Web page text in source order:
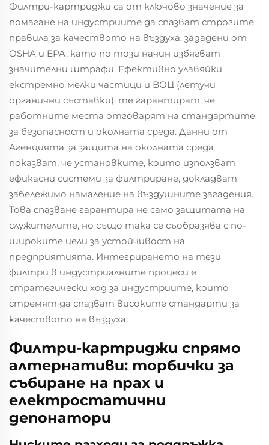
Филтри-картриджи са от ключово значение за
помагане на индустриите да спазват строгите
правила за качеството на въздуха, зададени от
OSHA и EPA, като по този начин избягват
значителни штрафи. Ефективно улавяйки
екстремно мелки частици и ВОЦ (летучи
органични съставки), те гарантират, че
работните места отговарят на стандартите
за безопасност и околната среда. Данни от
Агенцията за защита на околната среда
показват, че установките, които използват
ефикасни системи за филтриране, докладват
забележимо намаление на въздушните загадения.
Това спазване гарантира не само защитата на
служителите, но също така се съобразява с по-
широките цели за устойчивост на
предприятията. Интегрирането на тези
филтри в индустриалните процеси е
стратегически ход за индустриите, които
стремят да спазват високите стандарти за
качеството на въздуха.
Филтри-картриджи спрямо
алтернативи: торбички за
събиране на прах и
електростатични
депонатори